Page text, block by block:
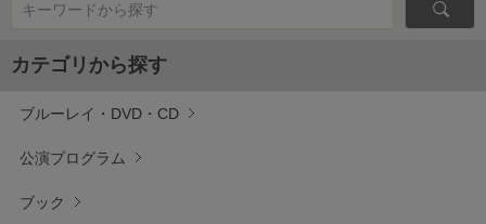
キーワードから探す
カテゴリから探す
ブルーレイ・DVD・CD
公演プログラム
ブック